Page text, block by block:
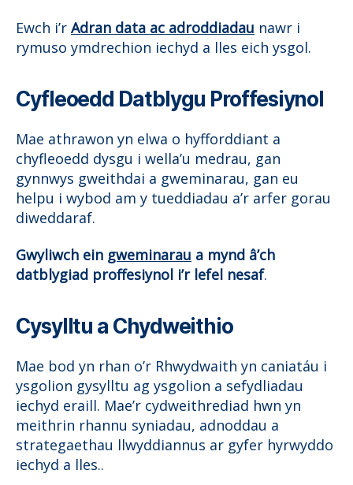
Ewch i’r Adran data ac adroddiadau nawr i
rymuso ymdrechion iechyd a lles eich ysgol.
Cyfleoedd Datblygu Proffesiynol
Mae athrawon yn elwa o hyfforddiant a
chyfleoedd dysgu i wella’u medrau, gan
gynnwys gweithdai a gweminarau, gan eu
helpu i wybod am y tueddiadau a’r arfer gorau
diweddaraf.
Gwyliwch ein gweminarau a mynd â’ch
datblygiad proffesiynol i’r lefel nesaf.
Cysylltu a Chydweithio
Mae bod yn rhan o’r Rhwydwaith yn caniatáu i
ysgolion gysylltu ag ysgolion a sefydliadau
iechyd eraill. Mae’r cydweithrediad hwn yn
meithrin rhannu syniadau, adnoddau a
strategaethau llwyddiannus ar gyfer hyrwyddo
iechyd a lles..